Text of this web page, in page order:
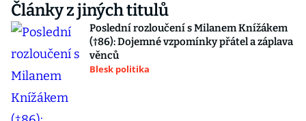
Články z jiných titulů
Poslední rozloučení s Milanem Knížákem
(†86): Dojemné vzpomínky přátel a záplava
věnců
Blesk politika